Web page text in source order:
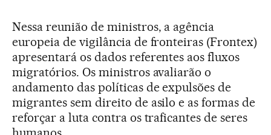
Nessa reunião de ministros, a agência
europeia de vigilância de fronteiras (Frontex)
apresentará os dados referentes aos fluxos
migratórios. Os ministros avaliarão o
andamento das políticas de expulsões de
migrantes sem direito de asilo e as formas de
reforçar a luta contra os traficantes de seres